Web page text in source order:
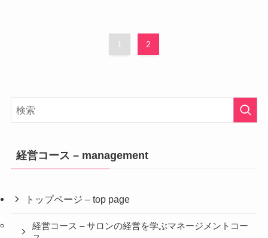
1 2
経営コース – management
トップページ – top page
経営コース – サロンの経営を学ぶマネージメントコー